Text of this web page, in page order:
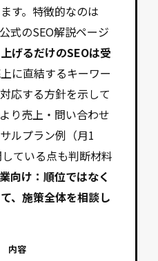
す。特徴的なのは
式のSEO解説ページ
げるだけのSEOは受
に直結するキーワー
応する方針を示して
り売上・問い合わせ
ルプラン例（月1
ている点も判断材料
向け：順位ではなく
、施策全体を相談し
内容